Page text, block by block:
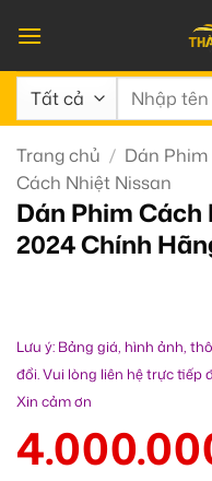
qua
nội
dung
Tìm
Trang chủ / Dán
Cách Nhiệt Nissan
Dán Phim
2024 Chính
Lưu ý: Bảng giá, hình ảnh,
đổi. Vui lòng liên hệ trực tiếp
Xin cảm ơn